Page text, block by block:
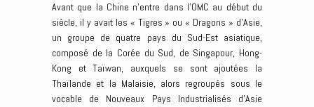
Avant que la Chine n’entre dans l’OMC au début du
siècle, il y avait les « Tigres » ou « Dragons » d’Asie,
un groupe de quatre pays du Sud-Est asiatique,
composé de la Corée du Sud, de Singapour, Hong-
Kong et Taïwan, auxquels se sont ajoutées la
Thaïlande et la Malaisie, alors regroupés sous le
vocable de Nouveaux Pays Industrialisés d’Asie